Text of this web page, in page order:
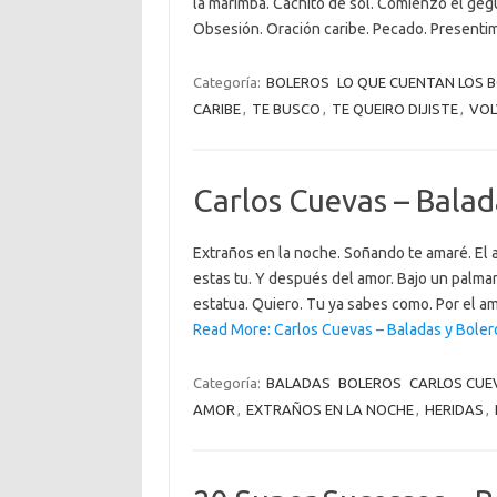
Obsesión. Oración caribe. Pecado.
Categoría: BOLEROS LO QUE CUENTAN LOS
CARIBE, TE BUSCO , TE QUEIRO DIJISTE,
Carlos Cuevas –
Extraños en la noche. Soñando te amaré. El
estas tu. Y después del amor. Bajo un
estatua. Quiero. Tu ya sabes como. Por el
Read More: Carlos Cuevas – Baladas y
Categoría: BALADAS BOLEROS CARLOS
AMOR , EXTRAÑOS EN LA NOCHE, HERIDAS ,